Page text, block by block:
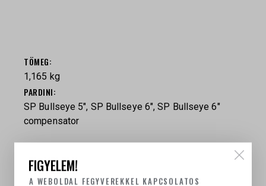
TÖMEG
1,165 kg
PARDINI
SP Bullseye 5", SP Bullseye 6", SP Bullseye 6″
compensator
KAPCSOLÓDÓ TERMÉKEK
FIGYELEM!
A WEBOLDAL FEGYVEREKKEL KAPCSOLATOS